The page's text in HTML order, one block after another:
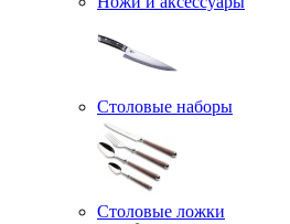
Столовые наборы
Столовые ложки